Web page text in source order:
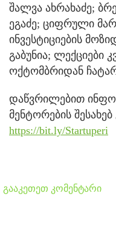
შალვა ახრახაძე;
ეგაძე; ციფრული
ინვესტიციების
გაბუნია; ლექციები
ოქტომბრიდან
დაწვრილებით
მენტორების
https://bit.ly/Startuperi
გააკეთეთ კომენტარი